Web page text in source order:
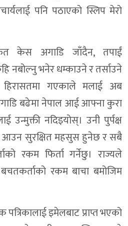
पनि पठाएको स्लिप मेरो
केस अगाडि जाँदैन, तपाईं
नबोल्नु भनेर धम्काउने र तर्साउने
गएकाले मलाई अब
बढेमा नेपाल आई आफ्ना कुरा
उन्मुक्ती नदिइयोस्। उनी पुर्पक्ष
आउन सुरक्षित महसुस हुनेछ र सबै
रकम फिर्ता गर्नेछु। राज्यले
रकम बाचा बमोजिम
पत्रिकालाई इमेलबाट प्राप्त भएको